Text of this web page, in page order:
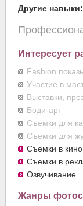
Другие навыки:
Интересует
Fashion
Участие в
Выставки,
Боди-арт
Съемки для
Съемки для
Съемки в кино
Съемки в
Озвучивание
Жанры